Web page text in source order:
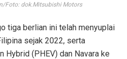
Foto: dok.Mitsubishi Motors
tiga berlian ini telah menyuplai
sejak 2022, serta
Hybrid (PHEV) dan Navara ke